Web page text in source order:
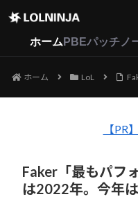
ホーム PBEパッチノ
ホーム LoL
【PR
Faker「最もパフ
は2022年。今年